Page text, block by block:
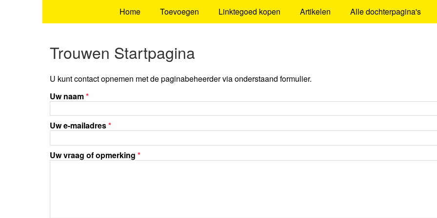
Home Toevoegen Linktegoed kopen Artikelen Alle dochterpagina's
Trouwen Startpagina
U kunt contact opnemen met de paginabeheerder via onderstaand formulier.
Uw naam*
Uw e-mailadres*
Uw vraag of opmerking *